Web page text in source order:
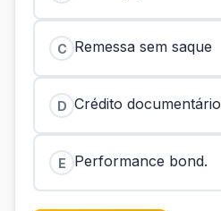
C Remessa sem saque
D Crédito documentário
E Performance bond.